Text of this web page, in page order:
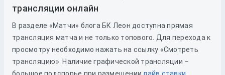
трансляции онлайн
В разделе «Матчи» блога БК Леон доступна прямая
трансляция матча и не только топового. Для перехода к
просмотру необходимо нажать на ссылку «Смотреть
трансляцию». Наличие графической трансляции –